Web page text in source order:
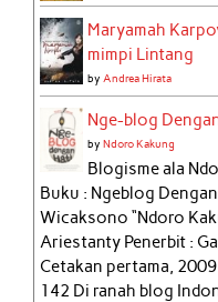
Maryamah
mimpi Lintang
byAndrea Hirata
Nge-blog
byNdoro Kakung
Blogisme ala
Buku : Ngeblog
Wicaksono “Ndoro
Ariestanty Penerbit :
Cetakan pertama,
142 Di ranah blog